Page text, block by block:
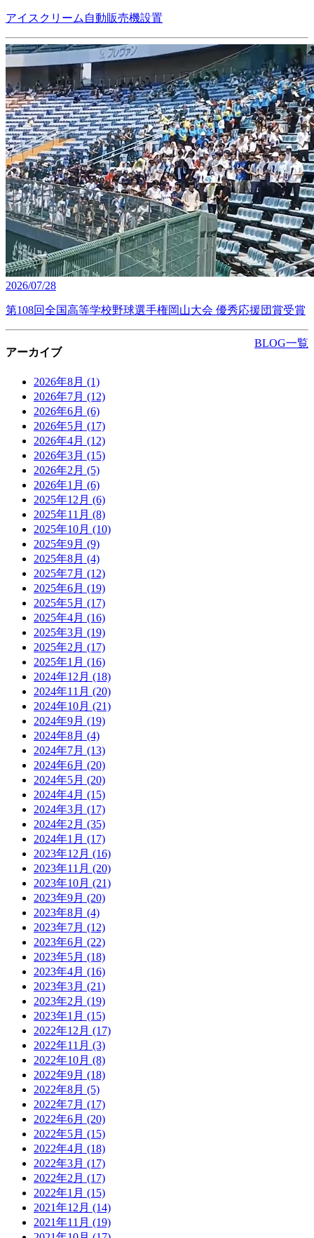
アイスクリーム自動販売機設置
2026/07/28
第108回全国高等学校野球選手権岡山大会 優秀応援団賞受賞
BLOG一覧
アーカイブ
2026年8月 (1)
2026年7月 (12)
2026年6月 (6)
2026年5月 (17)
2026年4月 (12)
2026年3月 (15)
2026年2月 (5)
2026年1月 (6)
2025年12月 (6)
2025年11月 (8)
2025年10月 (10)
2025年9月 (9)
2025年8月 (4)
2025年7月 (12)
2025年6月 (19)
2025年5月 (17)
2025年4月 (16)
2025年3月 (19)
2025年2月 (17)
2025年1月 (16)
2024年12月 (18)
2024年11月 (20)
2024年10月 (21)
2024年9月 (19)
2024年8月 (4)
2024年7月 (13)
2024年6月 (20)
2024年5月 (20)
2024年4月 (15)
2024年3月 (17)
2024年2月 (35)
2024年1月 (17)
2023年12月 (16)
2023年11月 (20)
2023年10月 (21)
2023年9月 (20)
2023年8月 (4)
2023年7月 (12)
2023年6月 (22)
2023年5月 (18)
2023年4月 (16)
2023年3月 (21)
2023年2月 (19)
2023年1月 (15)
2022年12月 (17)
2022年11月 (3)
2022年10月 (8)
2022年9月 (18)
2022年8月 (5)
2022年7月 (17)
2022年6月 (20)
2022年5月 (15)
2022年4月 (18)
2022年3月 (17)
2022年2月 (17)
2022年1月 (15)
2021年12月 (14)
2021年11月 (19)